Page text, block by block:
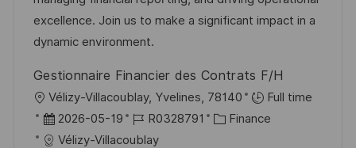
n
t
i
c
h
e
e
r
ö
D
o
r
e
excellence. Join us to make a significant impact in a
dynamic environment.
Gestionnaire Financier des Contrats F/H
O
r
t
Vélizy-Villacoublay, Yvelines, 78140
Full time
D
a
2026-05-19
J
o
R0328791
K
Finance
Vélizy-Villacoublay